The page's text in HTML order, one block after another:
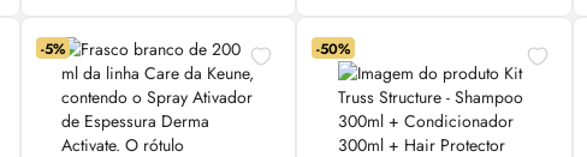
-5% -50%